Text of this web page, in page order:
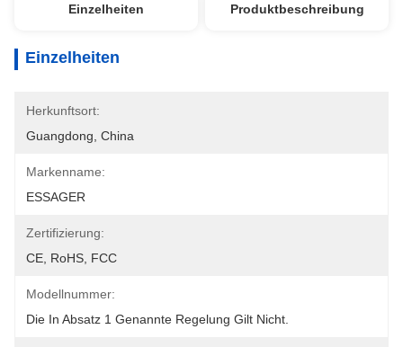
Einzelheiten Produktbeschreibung
Einzelheiten
Herkunftsort:
Guangdong, China
Markenname:
ESSAGER
Zertifizierung:
CE, RoHS, FCC
Modellnummer:
Die In Absatz 1 Genannte Regelung Gilt Nicht.